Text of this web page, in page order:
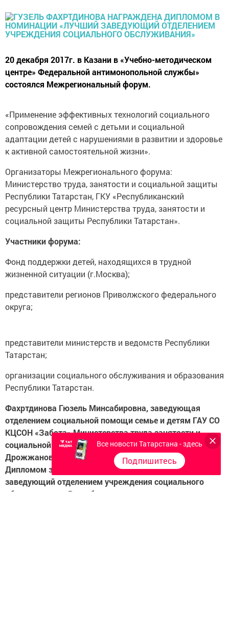
20 декабря 2017г. в Казани в «Учебно-методическом
центре» Федеральной антимонопольной службы»
состоялся Межрегиональный форум.
«Применение эффективных технологий социального
сопровождения семей с детьми и социальной
адаптации детей с нарушениями в развитии и здоровье
к активной самостоятельной жизни».
Организаторы Межрегионального форума:
Министерство труда, занятости и социальной защиты
Республики Татарстан, ГКУ «Республиканский
ресурсный центр Министерства труда, занятости и
социальной защиты Республики Татарстан».
Участники форума:
Фонд поддержки детей, находящихся в трудной
жизненной ситуации (г.Москва);
представители регионов Приволжского федерального
округа;
представители министерств и ведомств Республики
Татарстан;
организации социального обслуживания и образования
Республики Татарстан.
Фахртдинова Гюзель Минсабировна, заведующая
отделением социальной помощи семье и детям ГАУ СО
КЦСОН «Забота» Министерства труда занятости и
социальной защиты Республики Татарстан в
Дрожжановском муниципальном районе награждена
Дипломом за 2 место в номинации «Лучший
заведующий отделением учреждения социального
обслуживания» Республиканского этапа
Все новости Татарстана - здесь
Подпишитесь